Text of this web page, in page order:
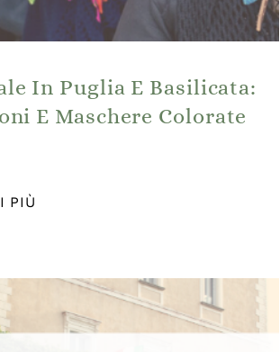
In Puglia E Basilicata:
E Maschere Colorate
PIÙ